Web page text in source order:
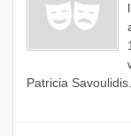
Patricia Savoulidis.